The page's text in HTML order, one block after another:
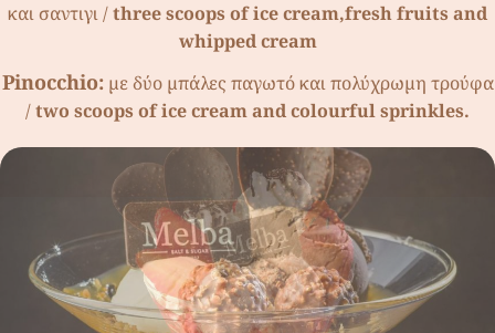
και σαντιγι /three scoops of ice cream,fresh fruits and
whipped cream
Pinocchio:µε δύο µπάλες παγωτό και πολύχρωµη τρούφα
/two scoops of ice cream and colourful sprinkles.